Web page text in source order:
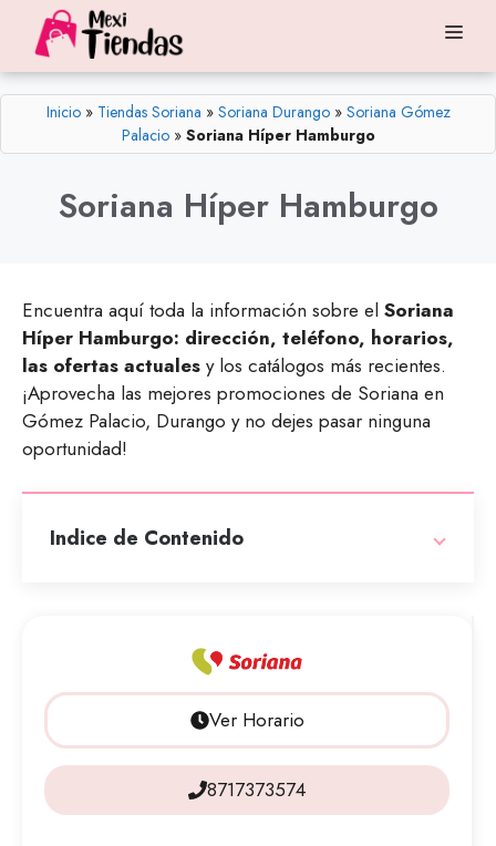
contenido
Inicio» Tiendas Soriana » Soriana Durango» Soriana Gómez
Palacio» Soriana Híper Hamburgo
Soriana Híper Hamburgo
Encuentra aquí toda la información sobre el Soriana
Híper Hamburgo: dirección, teléfono, horarios,
las ofertas actuales y los catálogos más recientes.
¡Aprovecha las mejores promociones de Soriana en
Gómez Palacio, Durango y no dejes pasar ninguna
oportunidad!
Indice de Contenido
Ver Horario
8717373574